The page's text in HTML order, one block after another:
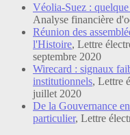
Véolia-Suez :
Analyse financière
Réunion des
l'Histoire, Lettre
septembre 2020
Wirecard : signaux
institutionnels, Lettre
juillet 2020
De la Gouvernance
particulier, Lettre